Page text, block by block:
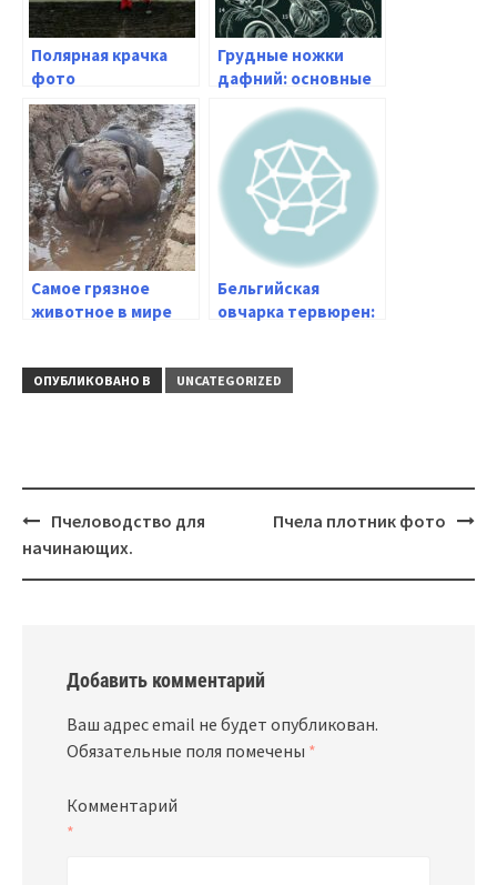
Полярная крачка
фото
Грудные ножки
дафний: основные
значение
Самое грязное
животное в мире
Бельгийская
овчарка тервюрен:
уход
ОПУБЛИКОВАНО В UNCATEGORIZED
Навигация
Пчеловодство для
начинающих.
Пчела плотник фото
Добавить комментарий
Ваш адрес email не будет опубликован.
Обязательные поля помечены *
Комментарий
*